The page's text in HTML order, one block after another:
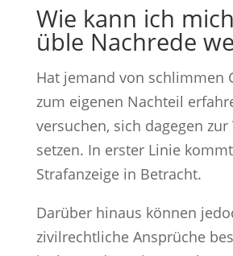
Wie kann ich
üble Nachrede
Hat jemand von schlimmen
zum eigenen Nachteil
versuchen, sich dagegen zur
setzen. In erster Linie
Strafanzeige in Betracht.
Darüber hinaus können
zivilrechtliche Ansprüche